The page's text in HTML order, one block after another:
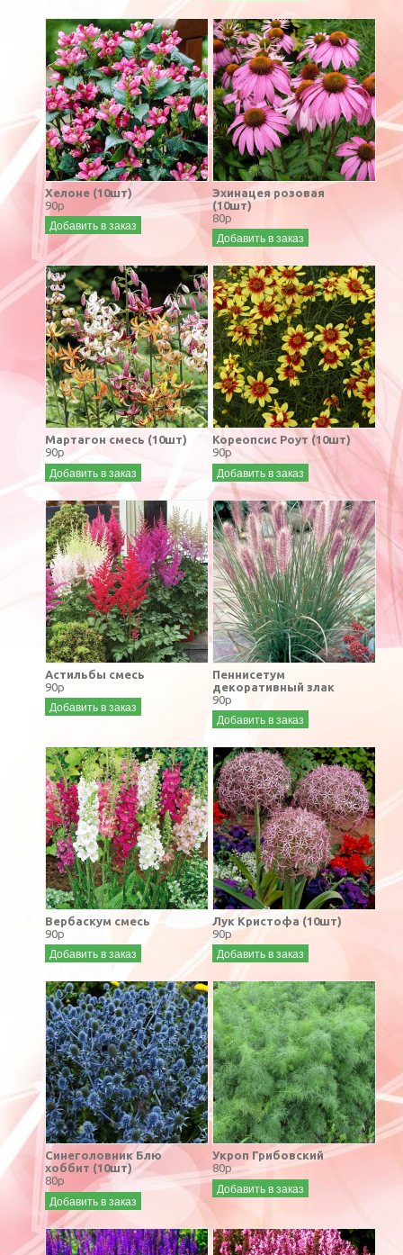
Хелоне (10шт)
90р
Добавить в заказ
Эхинацея розовая
(10шт)
80р
Добавить в заказ
Мартагон смесь (10шт)
90р
Добавить в заказ
Кореопсис Роут (10шт)
90р
Добавить в заказ
Астильбы смесь
90р
Добавить в заказ
Пеннисетум
декоративный злак
90р
Добавить в заказ
Вербаскум смесь
90р
Добавить в заказ
Лук Кристофа (10шт)
90р
Добавить в заказ
Синеголовник Блю
хоббит (10шт)
80р
Добавить в заказ
Укроп Грибовский
80р
Добавить в заказ